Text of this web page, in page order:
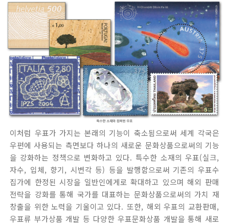
이처럼 우표가 가지는 본래의 기능이 축소됨으로써 세계 각국은
우편에 사용되는 측면보다 하나의 새로운 문화상품으로써의 기능
을 강화하는 정책으로 변화하고 있다. 특수한 소재의 우표(실크,
자수, 입체, 향기, 시변각 등) 등을 발행함으로써 기존의 우표수
집가에 한정된 시장을 일반인에게로 확대하고 있으며 해외 판매
전략을 강화를 통해 국가를 대표하는 문화상품으로써의 가치 재
창출을 위한 노력을 기울이고 있다. 또한, 해외 우표의 교환판매,
우표류 부가상품 개발 등 다양한 우표문화상품 개발을 통해 새로